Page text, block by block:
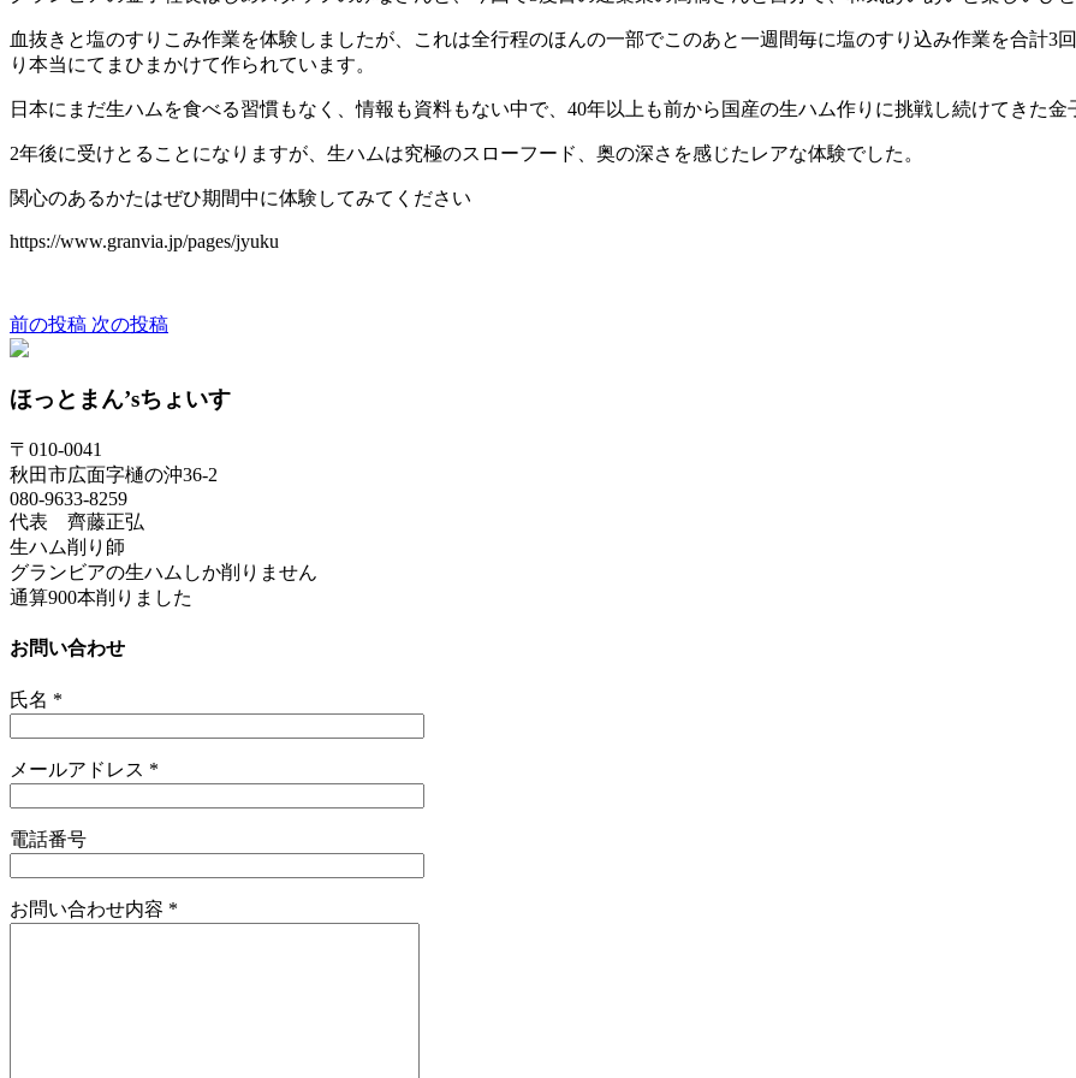
血抜きと塩のすりこみ作業を体験しましたが、これは全行程のほんの一部でこのあと一週間毎に塩のすり込み作業を合計3
り本当にてまひまかけて作られています。
日本にまだ生ハムを食べる習慣もなく、情報も資料もない中で、40年以上も前から国産の生ハム作りに挑戦し続けてきた金
2年後に受けとることになりますが、生ハムは究極のスローフード、奥の深さを感じたレアな体験でした。
関心のあるかたはぜひ期間中に体験してみてください
https://www.granvia.jp/pages/jyuku
前の投稿 次の投稿
ほっとまん’sちょいす
〒010-0041
秋田市広面字樋の沖36-2
080-9633-8259
代表 齊藤正弘
生ハム削り師
グランビアの生ハムしか削りません
通算900本削りました
お問い合わせ
氏名 *
メールアドレス *
電話番号
お問い合わせ内容 *